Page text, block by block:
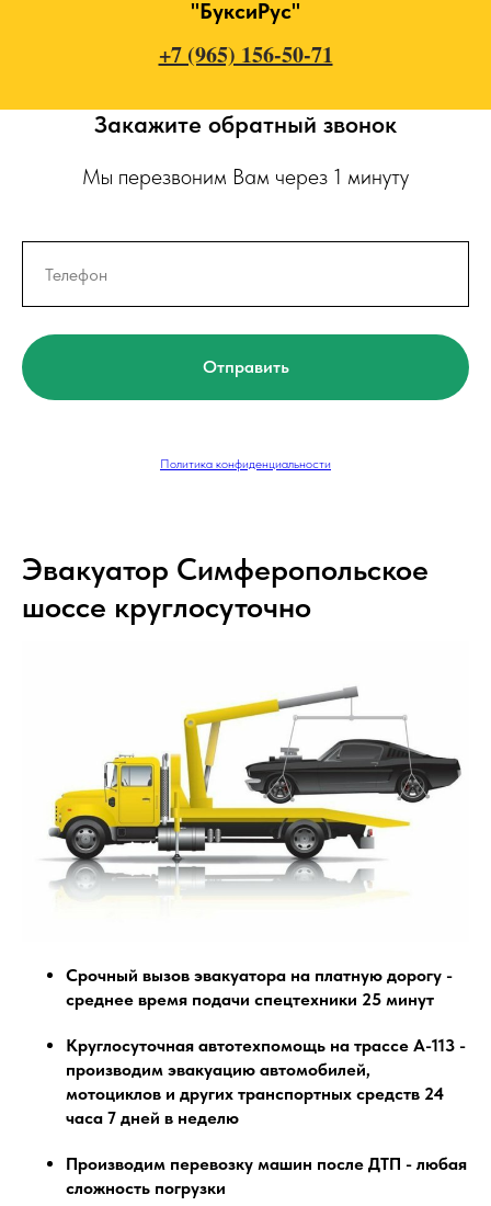
"БуксиРус"
+7 (965) 156-50-71
Закажите обратный звонок
Мы перезвоним Вам через 1 минуту
Отправить
Политика конфиденциальности
Эвакуатор Симферопольское
шоссе круглосуточно
Срочный вызов эвакуатора на платную дорогу -
среднее время подачи спецтехники 25 минут
Круглосуточная автотехпомощь на трассе А-113 -
производим эвакуацию автомобилей,
мотоциклов и других транспортных средств 24
часа 7 дней в неделю
Производим перевозку машин после ДТП - любая
сложность погрузки